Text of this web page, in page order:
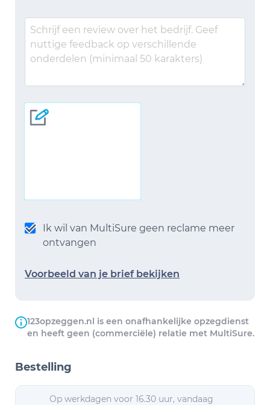
Ik wil van MultiSure geen reclame meer
ontvangen
Voorbeeld van je brief bekijken
123opzeggen.nl is een onafhankelijke opzegdienst
en heeft geen (commerciële) relatie met MultiSure.
Bestelling
Op werkdagen voor 16.30 uur, vandaag